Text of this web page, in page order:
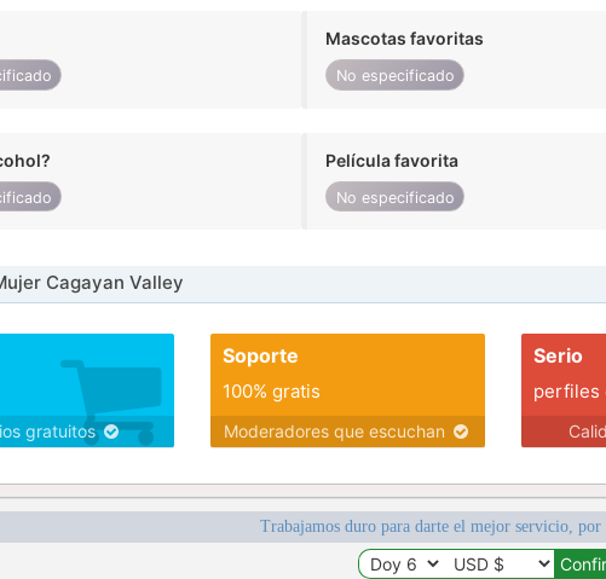
Mascotas favoritas
No especificado
Película favorita
No especificado
Cagayan Valley
gratuitos
Soporte
100% gratis
Moderadores que escuchan
Serio
perfiles
Trabajamos duro para darte el mejor servicio,